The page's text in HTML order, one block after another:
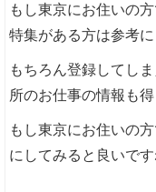
もし東京にお住いの
特集がある方は参考
もちろん登録してし
所のお仕事の情報も得
もし東京にお住いの
にしてみると良いです